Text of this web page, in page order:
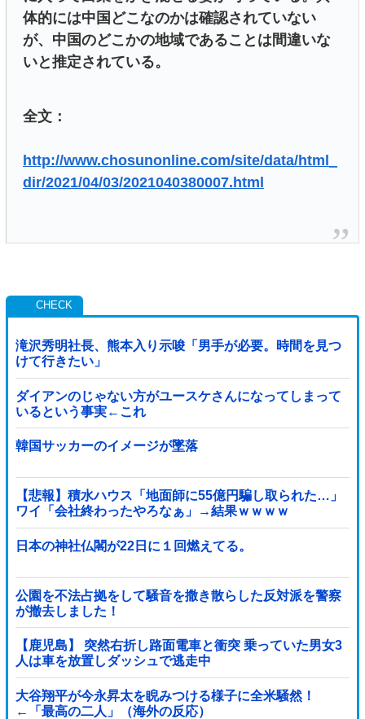
体的には中国どこなのかは確認されていない
が、中国のどこかの地域であることは間違いな
いと推定されている。
全文：
http://www.chosunonline.com/site/data/html_
dir/2021/04/03/2021040380007.html
滝沢秀明社長、熊本入り示唆「男手が必要。時間を見つ
けて行きたい」
ダイアンのじゃない方がユースケさんになってしまって
いるという事実←これ
韓国サッカーのイメージが墜落
【悲報】積水ハウス「地面師に55億円騙し取られた…」
ワイ「会社終わったやろなぁ」→結果ｗｗｗｗ
日本の神社仏閣が22日に１回燃えてる。
公園を不法占拠をして騒音を撒き散らした反対派を警察
が撤去しました！
【鹿児島】 突然右折し路面電車と衝突 乗っていた男女3
人は車を放置しダッシュで逃走中
大谷翔平が今永昇太を睨みつける様子に全米騒然！
←「最高の二人」（海外の反応）